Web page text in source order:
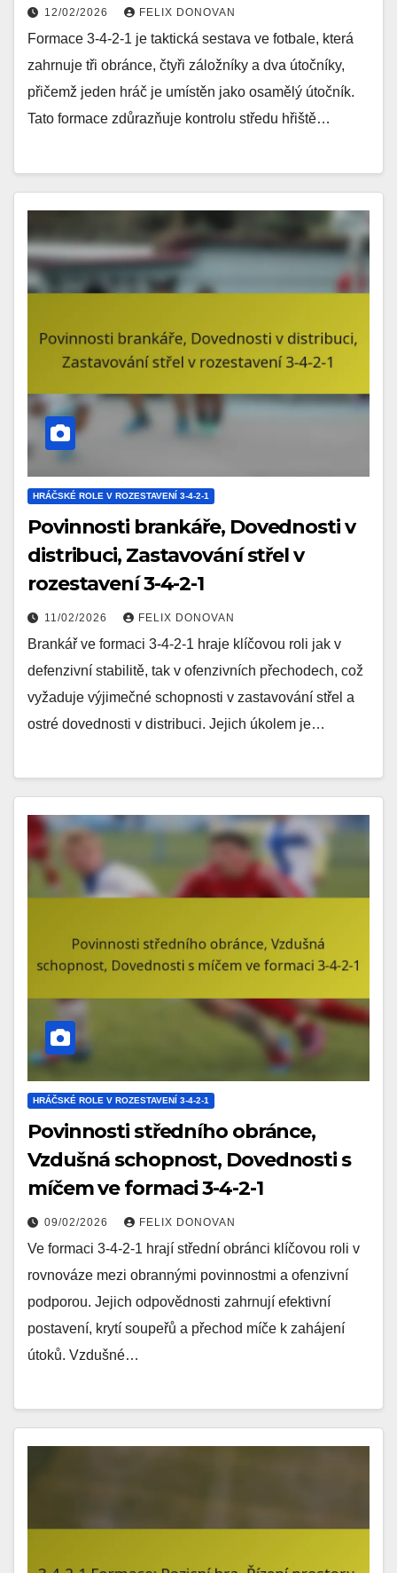
12/02/2026 FELIX DONOVAN
Formace 3-4-2-1 je taktická sestava ve fotbale, která
zahrnuje tři obránce, čtyři záložníky a dva útočníky,
přičemž jeden hráč je umístěn jako osamělý útočník.
Tato formace zdůrazňuje kontrolu středu hřiště…
HRÁČSKÉ ROLE V ROZESTAVENÍ 3-4-2-1
Povinnosti brankáře, Dovednosti v
distribuci, Zastavování střel v
rozestavení 3-4-2-1
11/02/2026 FELIX DONOVAN
Brankář ve formaci 3-4-2-1 hraje klíčovou roli jak v
defenzivní stabilitě, tak v ofenzivních přechodech, což
vyžaduje výjimečné schopnosti v zastavování střel a
ostré dovednosti v distribuci. Jejich úkolem je…
HRÁČSKÉ ROLE V ROZESTAVENÍ 3-4-2-1
Povinnosti středního obránce,
Vzdušná schopnost, Dovednosti s
míčem ve formaci 3-4-2-1
09/02/2026 FELIX DONOVAN
Ve formaci 3-4-2-1 hrají střední obránci klíčovou roli v
rovnováze mezi obrannými povinnostmi a ofenzivní
podporou. Jejich odpovědnosti zahrnují efektivní
postavení, krytí soupeřů a přechod míče k zahájení
útoků. Vzdušné…